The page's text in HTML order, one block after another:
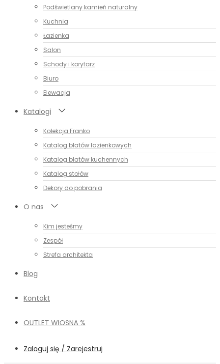
Podświetlany kamień naturalny
Kuchnia
Łazienka
Salon
Schody i korytarz
Biuro
Elewacja
Katalogi
Kolekcja Franko
Katalog blatów łazienkowych
Katalog blatów kuchennych
Katalog stołów
Dekory do pobrania
O nas
Kim jesteśmy
Zespół
Strefa architekta
Blog
Kontakt
OUTLET WIOSNA %
Zaloguj się / Zarejestruj